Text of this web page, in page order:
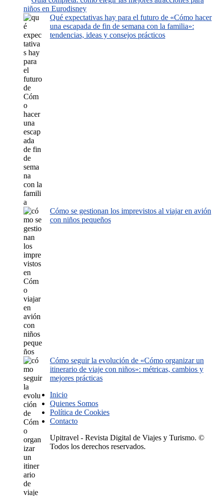
niños en Eurodisney
Qué expectativas hay para el futuro de «Cómo hacer
una escapada de fin de semana con la familia»:
tendencias, ideas y consejos prácticos
Cómo se gestionan los imprevistos al viajar en avión
con niños pequeños
Cómo seguir la evolución de «Cómo organizar un
itinerario de viaje con niños»: métricas, cambios y
mejores prácticas
Inicio
Quienes Somos
Política de Cookies
Contacto
Upitravel - Revista Digital de Viajes y Turismo. ©
Todos los derechos reservados.